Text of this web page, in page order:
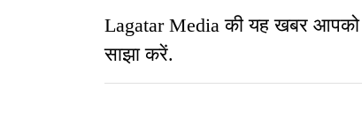
Lagatar Media की यह खबर आपको
साझा करें.